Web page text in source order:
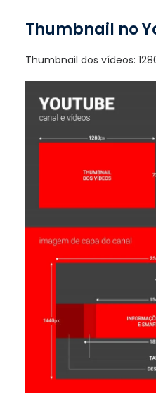
Thumbnail no
Thumbnail dos vídeos: